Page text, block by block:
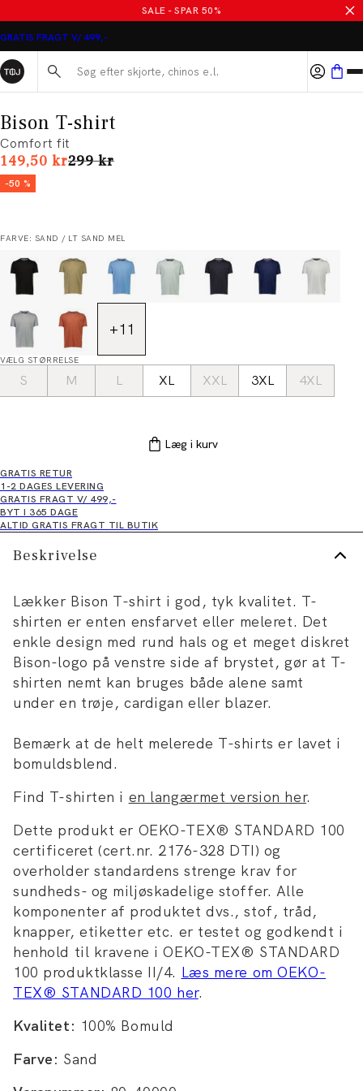
SALE - SPAR 50%
GRATIS FRAGT V/ 499,-
Søg her...
Bison T-shirt
Comfort fit
149,50 krI alt (uden rabat)
299 kr
-50 %
FARVE: SAND / LT SAND MEL
+11
VÆLG STØRRELSE
S M L XL XXL 3XL 4XL
Læg i kurv
GRATIS RETUR
1-2 DAGES LEVERING
GRATIS FRAGT V/ 499,-
BYT I 365 DAGE
ALTID GRATIS FRAGT TIL BUTIK
Beskrivelse
Lækker Bison T-shirt i god, tyk kvalitet. T-
shirten er enten ensfarvet eller meleret. Det
enkle design med rund hals og et meget diskret
Bison-logo på venstre side af brystet, gør at T-
shirten nemt kan bruges både alene samt
under en trøje, cardigan eller blazer.
Bemærk at de helt melerede T-shirts er lavet i
bomuldsblend.
Find T-shirten i en langærmet version her.
Dette produkt er OEKO-TEX® STANDARD 100
certificeret (cert.nr. 2176-328 DTI) og
overholder standardens strenge krav for
sundheds- og miljøskadelige stoffer. Alle
komponenter af produktet dvs., stof, tråd,
knapper, etiketter etc. er testet og godkendt i
henhold til kravene i OEKO-TEX® STANDARD
100 produktklasse II/4. Læs mere om OEKO-
TEX® STANDARD 100 her.
Kvalitet: 100% Bomuld
Farve: Sand